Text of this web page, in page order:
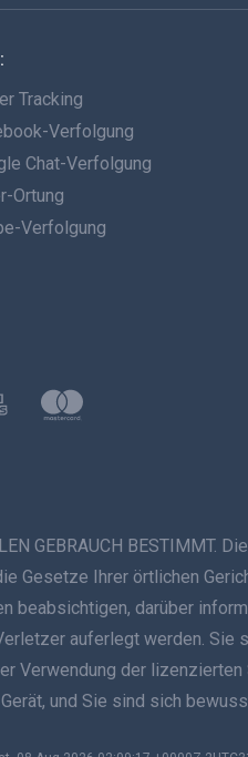
Tracking
Verfolgung
Chat-Verfolgung
Ortung
Verfolgung
GEBRAUCH
Gesetze Ihrer örtlichen
beabsichtigen, darüber
auferlegt werden.
Verwendung der
und Sie sind sich